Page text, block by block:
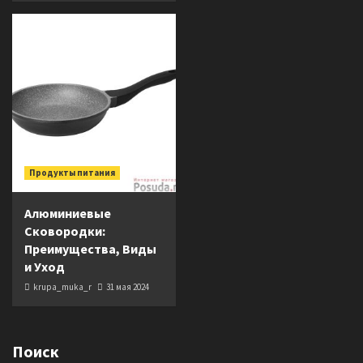
Продукты питания
Алюминиевые
Сковородки:
Преимущества, Виды
и Уход
krupa_muka_r 31 мая 2024
Поиск